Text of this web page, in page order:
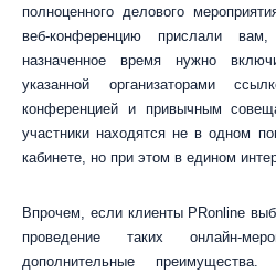
полноценного делового
веб-конференцию прислали
назначенное время нужно
указанной организаторами
конференцией и привычным
участники находятся не в одном
кабинете, но при этом в едином
Впрочем, если клиенты PRonline
проведение таких онлайн-
дополнительные